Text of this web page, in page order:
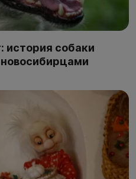
история собаки
новосибирцами